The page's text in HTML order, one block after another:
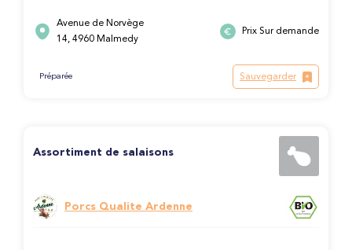
Avenue de Norvège
14, 4960 Malmedy
Prix Sur demande
Préparée Sauvegarder
Assortiment de salaisons
Porcs Qualite Ardenne